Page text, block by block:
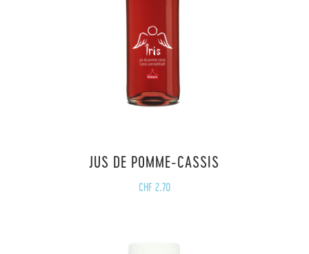
JUS DE POMME-CASSIS
CHF2.70